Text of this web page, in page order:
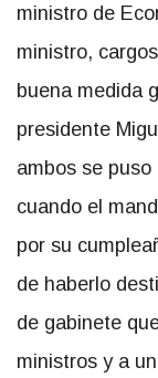
ministro de
ministro,
buena medida
presidente
ambos se
cuando el
por su
de haberlo
de gabinete
ministros y a